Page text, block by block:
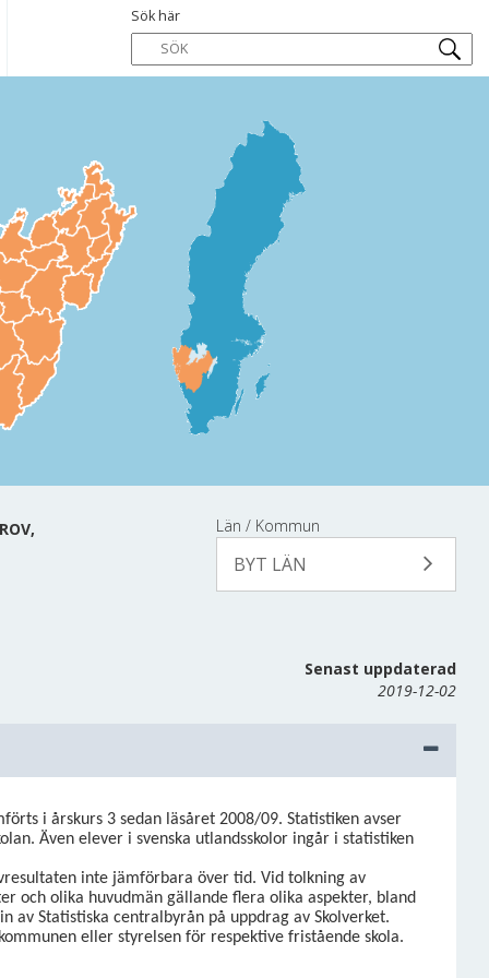
Sök här
Län / Kommun
BYT LÄN
Senast uppdaterad
2019-12-02
i årskurs 3 sedan läsåret 2008/09. Statistiken avser
Även elever i svenska utlandsskolor ingår i statistiken
inte jämförbara över tid. Vid tolkning av
och olika huvudmän gällande flera olika aspekter, bland
av Statistiska centralbyrån på uppdrag av Skolverket.
eller styrelsen för respektive fristående skola.